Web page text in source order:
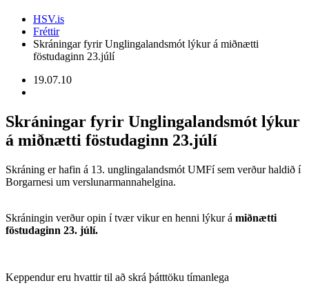
HSV.is
Fréttir
Skráningar fyrir Unglingalandsmót lýkur á miðnætti
föstudaginn 23.júlí
19.07.10
Skráningar fyrir Unglingalandsmót lýkur
á miðnætti föstudaginn 23.júlí
Skráning er hafin á 13. unglingalandsmót UMFí sem verður haldið í
Borgarnesi um verslunarmannahelgina.
Skráningin verður opin í tvær vikur en henni lýkur á miðnætti
föstudaginn 23. júlí.
Keppendur eru hvattir til að skrá þátttöku tímanlega